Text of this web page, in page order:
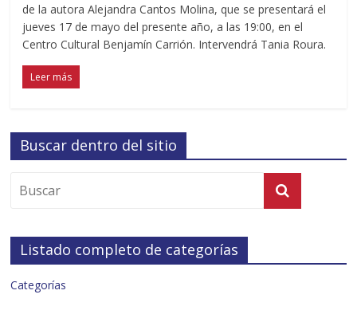
de la autora Alejandra Cantos Molina, que se presentará el
jueves 17 de mayo del presente año, a las 19:00, en el
Centro Cultural Benjamín Carrión. Intervendrá Tania Roura.
Leer más
Buscar dentro del sitio
Listado completo de categorías
Categorías